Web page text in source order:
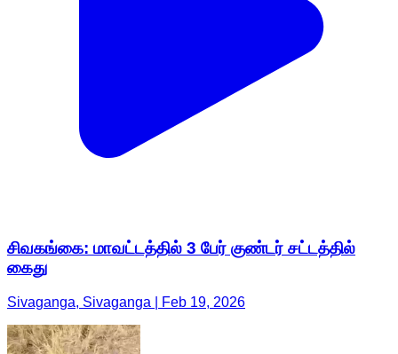
சிவகங்கை: மாவட்டத்தில் 3 பேர் குண்டர் சட்டத்தில்
கைது
Sivaganga, Sivaganga | Feb 19, 2026